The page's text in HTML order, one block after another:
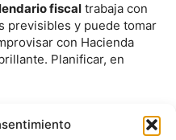
fiscal trabaja con
previsibles y puede tomar
con Hacienda
Planificar, en